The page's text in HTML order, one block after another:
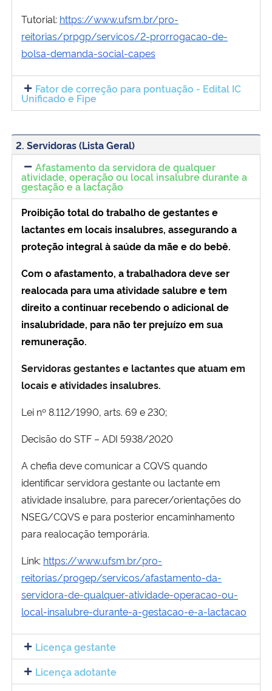
Tutorial: https://www.ufsm.br/pro-
reitorias/prpgp/servicos/2-prorrogacao-de-
bolsa-demanda-social-capes
Fator de correção para pontuação - Edital IC
Unificado e Fipe
2. Servidoras (Lista Geral)
Afastamento da servidora de qualquer
atividade, operação ou local insalubre durante a
gestação e a lactação
Proibição total do trabalho de gestantes e
lactantes em locais insalubres, assegurando a
proteção integral à saúde da mãe e do bebê.
Com o afastamento, a trabalhadora deve ser
realocada para uma atividade salubre e tem
direito a continuar recebendo o adicional de
insalubridade, para não ter prejuízo em sua
remuneração.
Servidoras gestantes e lactantes que atuam em
locais e atividades insalubres.
Lei nº 8.112/1990, arts. 69 e 230;
Decisão do STF – ADI 5938/2020
A chefia deve comunicar a CQVS quando
identificar servidora gestante ou lactante em
atividade insalubre, para parecer/orientações do
NSEG/CQVS e para posterior encaminhamento
para realocação temporária.
Link: https://www.ufsm.br/pro-
reitorias/progep/servicos/afastamento-da-
servidora-de-qualquer-atividade-operacao-ou-
local-insalubre-durante-a-gestacao-e-a-lactacao
Licença gestante
Licença adotante